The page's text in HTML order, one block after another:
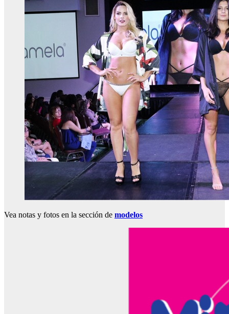
Vea notas y fotos en la sección de modelos